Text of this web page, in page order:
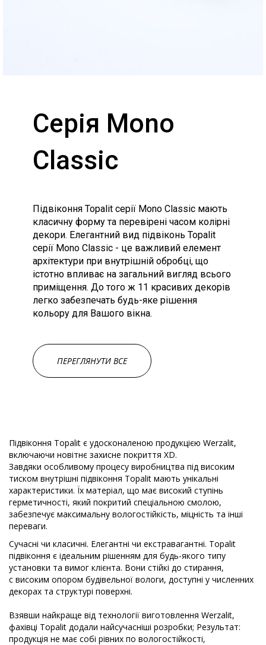
Серія Mono
Classic
Підвіконня Topalit серії Mono Classic мають
класичну форму та перевірені часом колірні
декори. Елегантний вид підвіконь Topalit
серії Mono Classic - це важливий елемент
архітектури при внутрішній обробці, що
істотно впливає на загальний вигляд всього
приміщення. До того ж 11 красивих декорів
легко забезпечать будь-яке рішення
кольору для Вашого вікна.
ПЕРЕГЛЯНУТИ ВСЕ
Підвіконня Topalit є удосконаленою продукцією Werzalit,
включаючи новітнє захисне покриття ХD.
Завдяки особливому процесу виробництва під високим
тиском внутрішні підвіконня Topalit мають унікальні
характеристики. Їх матеріал, що має високий ступінь
герметичності, який покритий спеціальною смолою,
забезпечує максимальну вологостійкість, міцність та інші
переваги.
Сучасні чи класичні. Елегантні чи екстравагантні. Topalit
підвіконня є ідеальним рішенням для будь-якого типу
установки та вимог клієнта. Вони стійкі до стирання,
с високим опором будівельної вологи, доступні у численних
декорах та структурі поверхні.
Взявши найкраще від технології виготовлення Werzalit,
фахівці Topalit додали найсучасніші розробки; Результат:
продукція не має собі рівних по вологостійкості,